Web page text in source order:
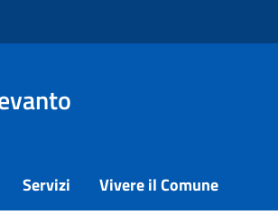
Servizi Vivere il Comune